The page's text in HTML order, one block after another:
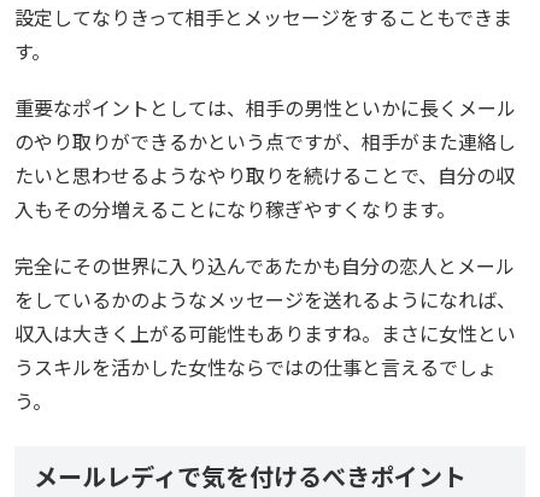
設定してなりきって相手とメッセージをすることもできま
す。
重要なポイントとしては、相手の男性といかに長くメール
のやり取りができるかという点ですが、相手がまた連絡し
たいと思わせるようなやり取りを続けることで、自分の収
入もその分増えることになり稼ぎやすくなります。
完全にその世界に入り込んであたかも自分の恋人とメール
をしているかのようなメッセージを送れるようになれば、
収入は大きく上がる可能性もありますね。まさに女性とい
うスキルを活かした女性ならではの仕事と言えるでしょ
う。
メールレディで気を付けるべきポイント